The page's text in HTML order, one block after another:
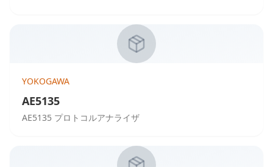
YOKOGAWA
AE5135
AE5135 プロトコルアナライザ